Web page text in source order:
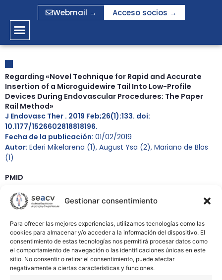
Gestionar consentimiento
Para ofrecer las mejores experiencias, utilizamos tecnologías como las
cookies para almacenar y/o acceder a la información del dispositivo. El
consentimiento de estas tecnologías nos permitirá procesar datos como
el comportamiento de navegación o las identificaciones únicas en este
sitio. No consentir o retirar el consentimiento, puede afectar
negativamente a ciertas características y funciones.
contenido
Webmail → Acceso socios →
Regarding «Novel Technique for Rapid and Accurate
Insertion of a Microguidewire Tail Into Low-Profile
Devices During Endovascular Procedures: The Paper
Rail Method»
J Endovasc Ther . 2019 Feb;26(1):133. doi:
10.1177/1526602818818196.
Fecha de la publicación: 01/02/2019
Autor: Ederi Mikelarena (1), August Ysa (2), Mariano de Blas
(1)
PMID
DOI:10.1177/1526602818818196
Affiliations
1 Vascular Surgery Department, Hospital Donostia, Spain.
2 Vascular Surgery Department, Hospital de Cruces,